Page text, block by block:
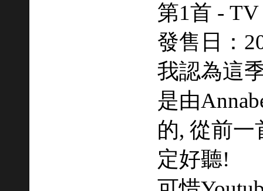
第1首 -
發售日：
我認為這
是由
的, 從前一
定好聽!